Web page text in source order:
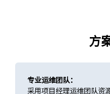
方
专业运维团队：
采用项目经理运维团队资